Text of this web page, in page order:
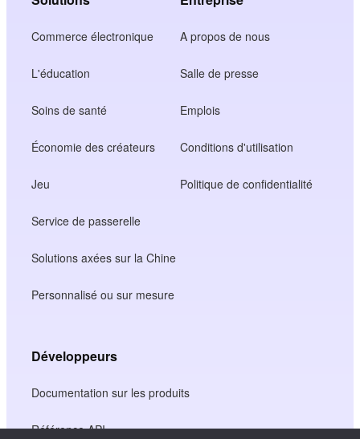
Commerce électronique
L'éducation
Soins de santé
Économie des créateurs
Jeu
Service de passerelle
Solutions axées sur la Chine
Personnalisé ou sur mesure
A propos de nous
Salle de presse
Emplois
Conditions d'utilisation
Politique de confidentialité
Développeurs
Documentation sur les produits
Référence API